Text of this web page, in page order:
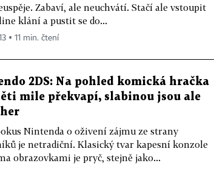
Zabaví, ale neuchvátí. Stačí ale vstoupit
klání a pustit se do...
▪ 11 min. čtení
2DS: Na pohled komická hračka
mile překvapí, slabinou jsou ale
Nintenda o oživení zájmu ze strany
je netradiční. Klasický tvar kapesní konzole
obrazovkami je pryč, stejně jako...